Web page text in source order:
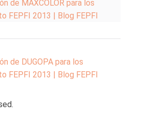
de MAXCOLOR para los
FEPFI 2013 | Blog FEPFI
de DUGOPA para los
FEPFI 2013 | Blog FEPFI